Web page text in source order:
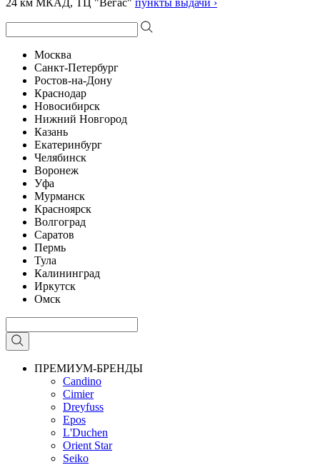
24 км МКАД, ТЦ "Вегас" пункты выдачи ›
Москва
Санкт-Петербург
Ростов-на-Дону
Краснодар
Новосибирск
Нижний Новгород
Казань
Екатеринбург
Челябинск
Воронеж
Уфа
Мурманск
Красноярск
Волгоград
Саратов
Пермь
Тула
Калининград
Иркутск
Омск
ПРЕМИУМ-БРЕНДЫ
Candino
Cimier
Dreyfuss
Epos
L'Duchen
Orient Star
Seiko